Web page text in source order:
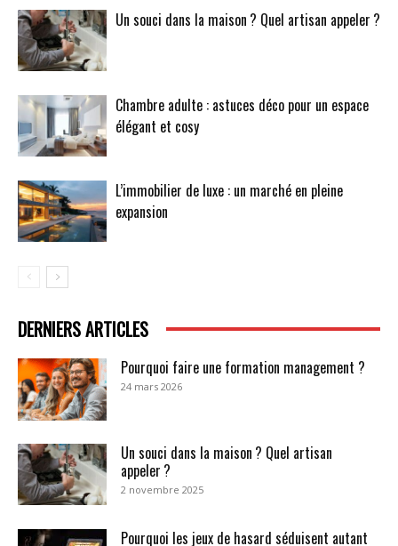
Un souci dans la maison ? Quel artisan appeler ?
Chambre adulte : astuces déco pour un espace
élégant et cosy
L’immobilier de luxe : un marché en pleine
expansion
DERNIERS ARTICLES
Pourquoi faire une formation management ?
24 mars 2026
Un souci dans la maison ? Quel artisan
appeler ?
2 novembre 2025
Pourquoi les jeux de hasard séduisent autant